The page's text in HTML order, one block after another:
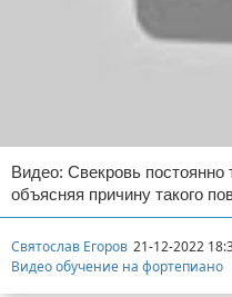
Видео: Свекровь постоянно
объясняя причину такого
Святослав Егоров 21-12-2022
Видео обучение на фортепиано